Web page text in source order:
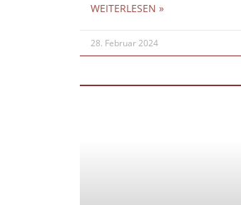
WEITERLESEN »
28. Februar 2024